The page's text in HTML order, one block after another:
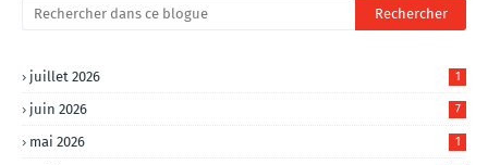
juillet 2026 1
juin 2026 7
mai 2026 1